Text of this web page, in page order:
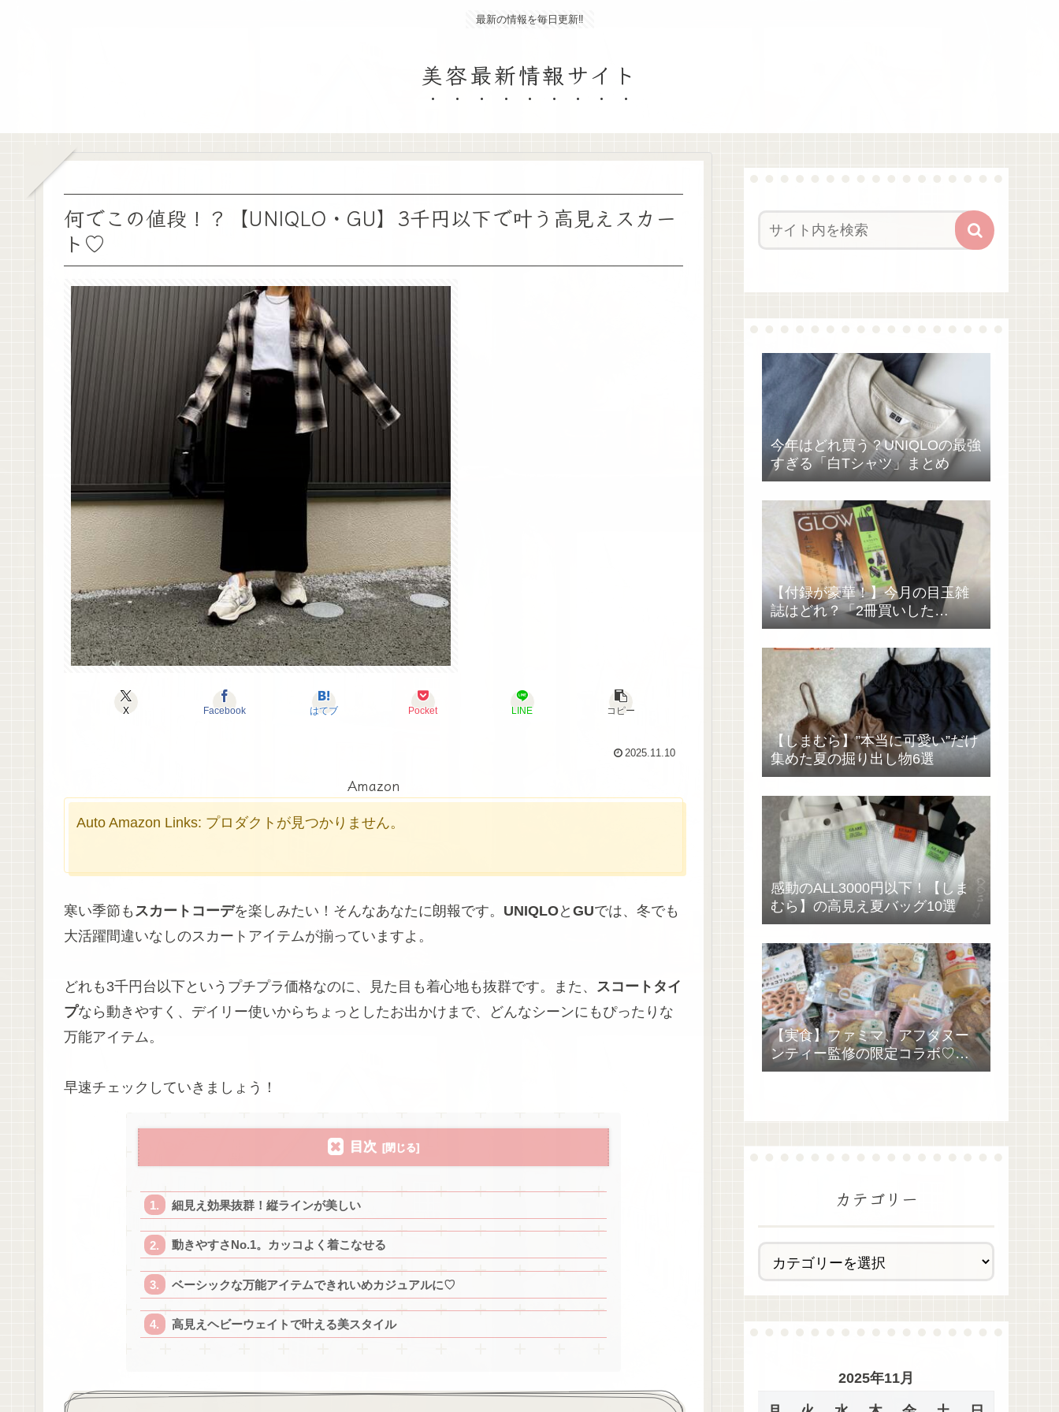
最新の情報を毎日更新‼
美容最新情報サイト
何でこの値段！？【UNIQLO・GU】3千円以下で叶う高見えスカー
ト♡
X Facebook はてブ Pocket LINE コピー
2025.11.10
Amazon
Auto Amazon Links: プロダクトが見つかりません。
寒い季節も スカートコーデを楽しみたい！そんなあなたに朗報です。 UNIQLOと GUでは、冬でも
大活躍間違いなしのスカートアイテムが揃っていますよ。
どれも3千円台以下というプチプラ価格なのに、見た目も着心地も抜群です。また、 スコートタイ
プなら動きやすく、デイリー使いからちょっとしたお出かけまで、どんなシーンにもぴったりな
万能アイテム。
早速チェックしていきましょう！
目次
細見え効果抜群！縦ラインが美しい
動きやすさNo.1。カッコよく着こなせる
ベーシックな万能アイテムできれいめカジュアルに♡
高見えヘビーウェイトで叶える美スタイル
今年はどれ買う？UNIQLOの最強
すぎる「白Tシャツ」まとめ
【付録が豪華！】今月の目玉雑
誌はどれ？「2冊買いした
い……」
【しまむら】”本当に可愛い”だけ
集めた夏の掘り出し物6選
感動のALL3000円以下！【しま
むら】の高見え夏バッグ10選
【実食】ファミマ、アフタヌー
ンティー監修の限定コラボ♡過
去最多全28種類が絶品過ぎた！
カテゴリー
2025年11月